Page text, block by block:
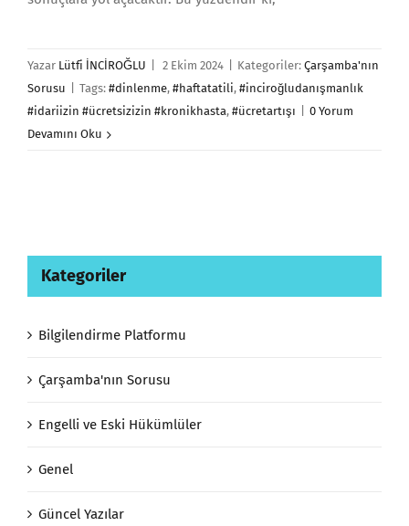
Yazar Lütfi İNCİROĞLU 2 Ekim 2024 Kategoriler: Çarşamba'nın
Sorusu
Tags: #dinlenme, #haftatatili, #inciroğludanışmanlık
#idariizin #ücretsizizin #kronikhasta, #ücretartışı
0 Yorum
Devamını Oku
Kategoriler
Bilgilendirme Platformu
Çarşamba'nın Sorusu
Engelli ve Eski Hükümlüler
Genel
Güncel Yazılar